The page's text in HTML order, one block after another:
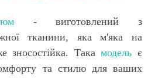
- виготовлений з
тканини, яка м'яка на
зносостійка. Такамодель є
та стилю для ваших